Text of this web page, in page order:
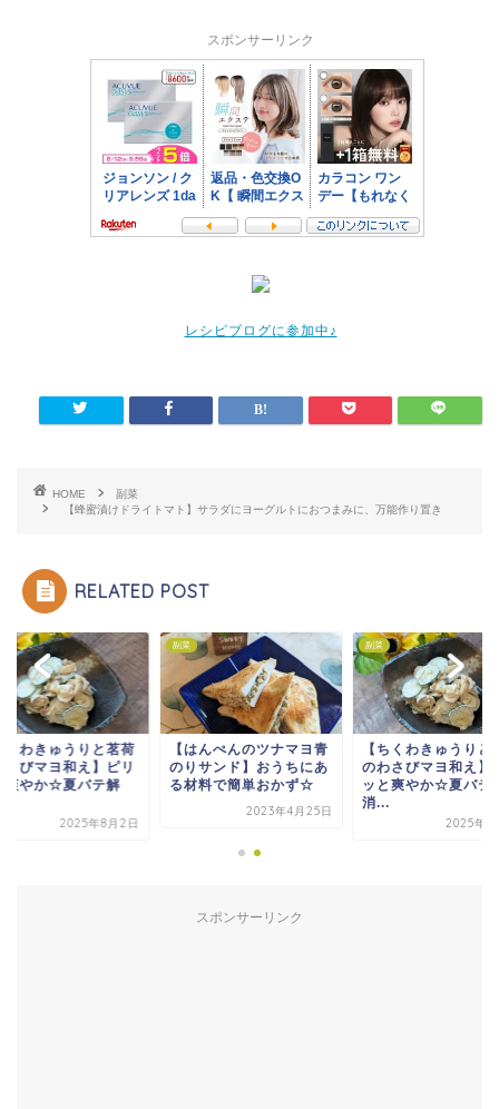
スポンサーリンク
レシピブログに参加中♪
HOME
副菜
【蜂蜜漬けドライトマト】サラダにヨーグルトにおつまみに、万能作り置き
RELATED POST
くわきゅうりと茗荷
さびマヨ和え】ピリ
爽やか☆夏バテ解
2025年8月2日
副菜
【はんぺんのツナマヨ青
のりサンド】おうちにあ
る材料で簡単おかず☆
2023年4月25日
副菜
【ちくわきゅうりと
のわさびマヨ和え】
ッと爽やか☆夏バテ
消...
2025年8
スポンサーリンク